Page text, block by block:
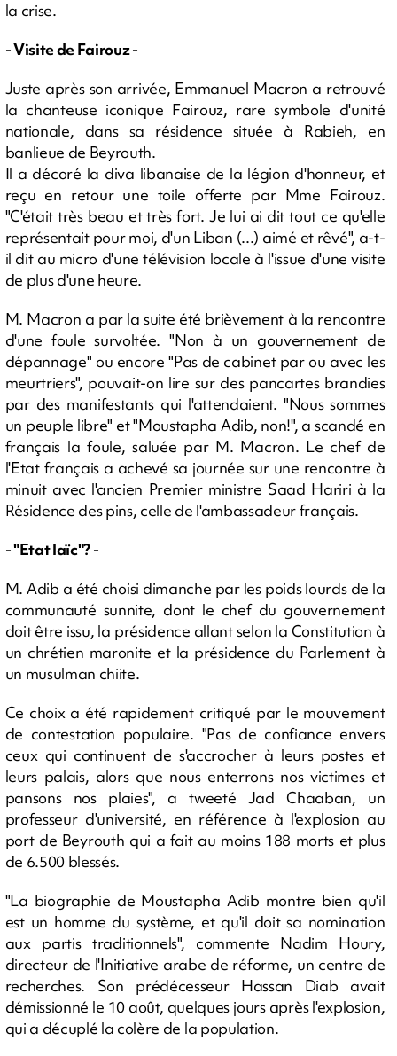
la crise.
- Visite de Fairouz -
Juste après son arrivée, Emmanuel Macron a retrouvé
la chanteuse iconique Fairouz, rare symbole d'unité
nationale, dans sa résidence située à Rabieh, en
banlieue de Beyrouth.
Il a décoré la diva libanaise de la légion d'honneur, et
reçu en retour une toile offerte par Mme Fairouz.
"C'était très beau et très fort. Je lui ai dit tout ce qu'elle
représentait pour moi, d'un Liban (...) aimé et rêvé", a-t-
il dit au micro d'une télévision locale à l'issue d'une visite
de plus d'une heure.
M. Macron a par la suite été brièvement à la rencontre
d'une foule survoltée. "Non à un gouvernement de
dépannage" ou encore "Pas de cabinet par ou avec les
meurtriers", pouvait-on lire sur des pancartes brandies
par des manifestants qui l'attendaient. "Nous sommes
un peuple libre" et "Moustapha Adib, non!", a scandé en
français la foule, saluée par M. Macron. Le chef de
l'Etat français a achevé sa journée sur une rencontre à
minuit avec l'ancien Premier ministre Saad Hariri à la
Résidence des pins, celle de l'ambassadeur français.
- "Etat laïc"? -
M. Adib a été choisi dimanche par les poids lourds de la
communauté sunnite, dont le chef du gouvernement
doit être issu, la présidence allant selon la Constitution à
un chrétien maronite et la présidence du Parlement à
un musulman chiite.
Ce choix a été rapidement critiqué par le mouvement
de contestation populaire. "Pas de confiance envers
ceux qui continuent de s'accrocher à leurs postes et
leurs palais, alors que nous enterrons nos victimes et
pansons nos plaies", a tweeté Jad Chaaban, un
professeur d'université, en référence à l'explosion au
port de Beyrouth qui a fait au moins 188 morts et plus
de 6.500 blessés.
"La biographie de Moustapha Adib montre bien qu'il
est un homme du système, et qu'il doit sa nomination
aux partis traditionnels", commente Nadim Houry,
directeur de l'Initiative arabe de réforme, un centre de
recherches. Son prédécesseur Hassan Diab avait
démissionné le 10 août, quelques jours après l'explosion,
qui a décuplé la colère de la population.